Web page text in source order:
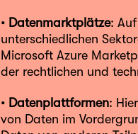
• Datenmarktplätze:
unterschiedlichen
Microsoft Azure
der rechtlichen und
• Datenplattformen:
von Daten im